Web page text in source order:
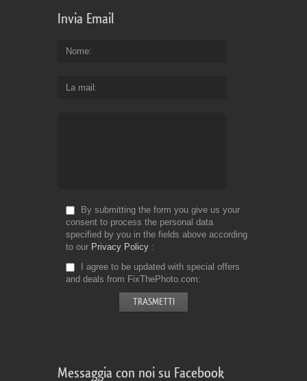
Invia Email
Nome
La mail
By submitting the form you give us your
consent to process the personal data
specified by you in the fields above according
to our Privacy Policy
I agree to be updated with special offers
and deals from FixThePhoto.com
Messaggia con noi su Facebook